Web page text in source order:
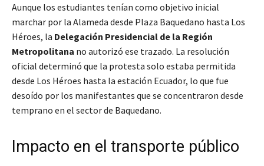
Aunque los estudiantes tenían como objetivo inicial
marchar por la Alameda desde Plaza Baquedano hasta Los
Héroes, la Delegación Presidencial de la Región
Metropolitana no autorizó ese trazado. La resolución
oficial determinó que la protesta solo estaba permitida
desde Los Héroes hasta la estación Ecuador, lo que fue
desoído por los manifestantes que se concentraron desde
temprano en el sector de Baquedano.
Impacto en el transporte público